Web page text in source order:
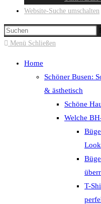
Website-Suche umschalten
Menü Schließen
Home
Schöner Busen:
& ästhetisch
Schöne
Welche
Look
T-